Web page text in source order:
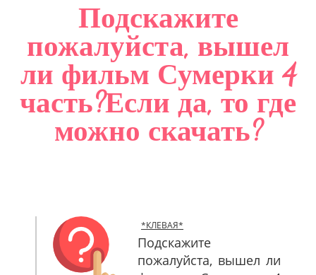
ГАЛЕРЕЯ
САЙТМАП
КОНТАКТЫ
Подскажите
пожалуйста, вышел
ли фильм Сумерки 4
часть?Если да, то где
можно скачать?
*КЛЕВАЯ*
Подскажите
пожалуйста, вышел ли